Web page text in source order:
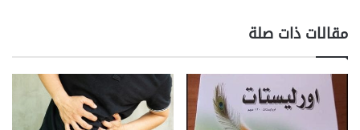
ل
أ
س
ش
ا
ش
ة
مقالات ذات صلة